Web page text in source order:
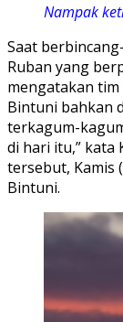
Nampak
Saat
Ruban yang
mengatakan
Bintuni bahkan
terkagum-
di hari itu,” kata
tersebut, Kamis
Bintuni.